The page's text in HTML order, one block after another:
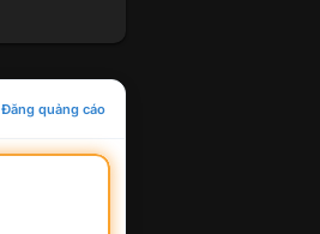
Đăng quảng cáo